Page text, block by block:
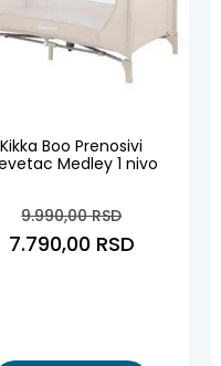
Kikka Boo Prenosivi
Medley 1 nivo
9.990,00RSD
7.790,00 RSD